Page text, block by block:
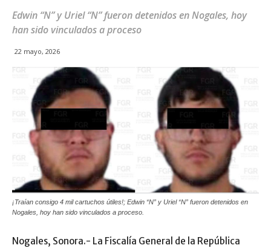
Edwin “N” y Uriel “N” fueron detenidos en Nogales, hoy
han sido vinculados a proceso
22 mayo, 2026
¡Traían consigo 4 mil cartuchos útiles!; Edwin “N” y Uriel “N” fueron detenidos en
Nogales, hoy han sido vinculados a proceso.
Nogales, Sonora.- La Fiscalía General de la República